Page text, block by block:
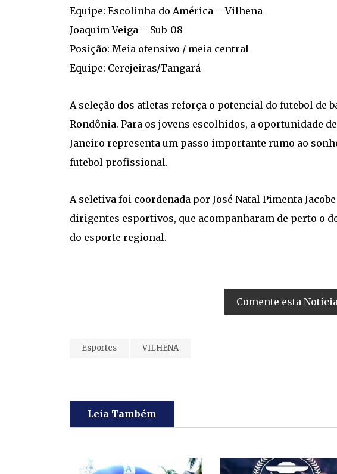
Equipe: Escolinha do América – Vilhena
Joaquim Veiga – Sub-08
Posição: Meia ofensivo / meia central
Equipe: Cerejeiras/Tangará
A seleção dos atletas reforça o potencial do futebol de
Rondônia. Para os jovens escolhidos, a oportunidade
Janeiro representa um passo importante rumo ao
futebol profissional.
A seletiva foi coordenada por José Natal Pimenta
dirigentes esportivos, que acompanharam de perto o
do esporte regional.
Comente esta Notícia
Esportes VILHENA
Leia Também